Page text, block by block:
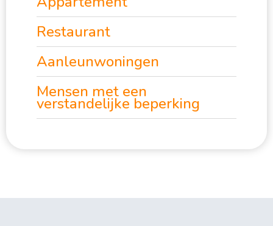
Restaurant
Aanleunwoningen
Mensen met een
verstandelijke beperking